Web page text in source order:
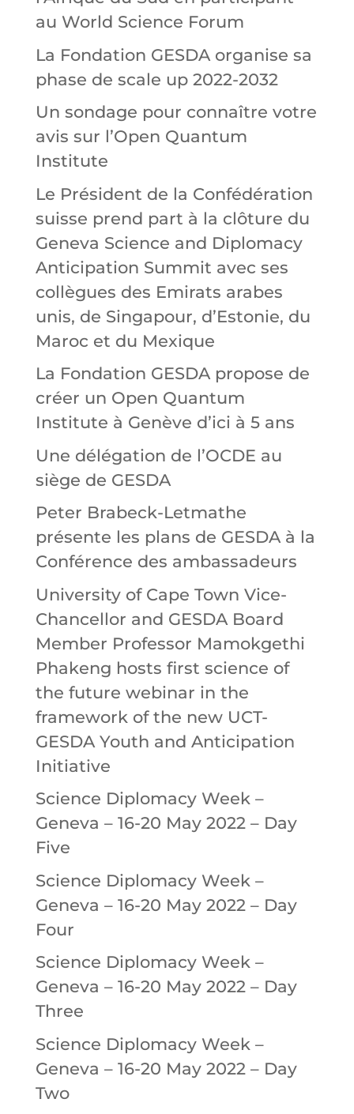
au World Science Forum
La Fondation GESDA organise sa
phase de scale up 2022-2032
Un sondage pour connaître votre
avis sur l’Open Quantum
Institute
Le Président de la Confédération
suisse prend part à la clôture du
Geneva Science and Diplomacy
Anticipation Summit avec ses
collègues des Emirats arabes
unis, de Singapour, d’Estonie, du
Maroc et du Mexique
La Fondation GESDA propose de
créer un Open Quantum
Institute à Genève d’ici à 5 ans
Une délégation de l’OCDE au
siège de GESDA
Peter Brabeck-Letmathe
présente les plans de GESDA à la
Conférence des ambassadeurs
University of Cape Town Vice-
Chancellor and GESDA Board
Member Professor Mamokgethi
Phakeng hosts first science of
the future webinar in the
framework of the new UCT-
GESDA Youth and Anticipation
Initiative
Science Diplomacy Week –
Geneva – 16-20 May 2022 – Day
Five
Science Diplomacy Week –
Geneva – 16-20 May 2022 – Day
Four
Science Diplomacy Week –
Geneva – 16-20 May 2022 – Day
Three
Science Diplomacy Week –
Geneva – 16-20 May 2022 – Day
Two